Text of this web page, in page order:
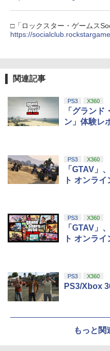
□「ロックスター・ゲームス
https://
関連記事
PS3 X360
「グランド
ン」体験レ
PS3 X360
「GTAV」
ト オンラ
PS3 X360
「GTAV」
ト オンラ
PS3 X360
PS3/Xbox
もっと関